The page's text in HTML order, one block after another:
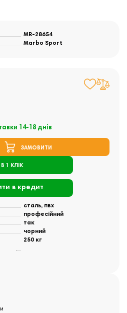
MR-28654
Marbo Sport
14-18 днів
ЗАМОВИТИ
1 КЛІК
в кредит
сталь, пвх
професійний
так
чорний
250 кг